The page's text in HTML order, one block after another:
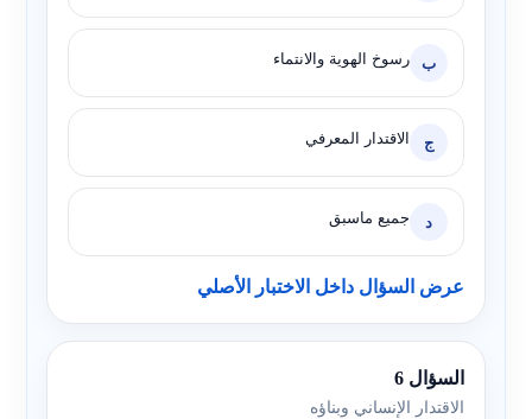
ب رسوخ الهوية والانتماء
ج الاقتدار المعرفي
د جميع ماسبق
عرض السؤال داخل الاختبار الأصلي
السؤال 6
الاقتدار الإنساني وبناؤه